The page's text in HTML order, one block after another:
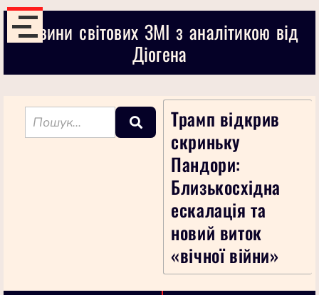
Новини світових ЗМІ з аналітикою від
Діогена
Трамп відкрив
скриньку
Пандори:
Близькосхідна
ескалація та
новий виток
«вічної війни»